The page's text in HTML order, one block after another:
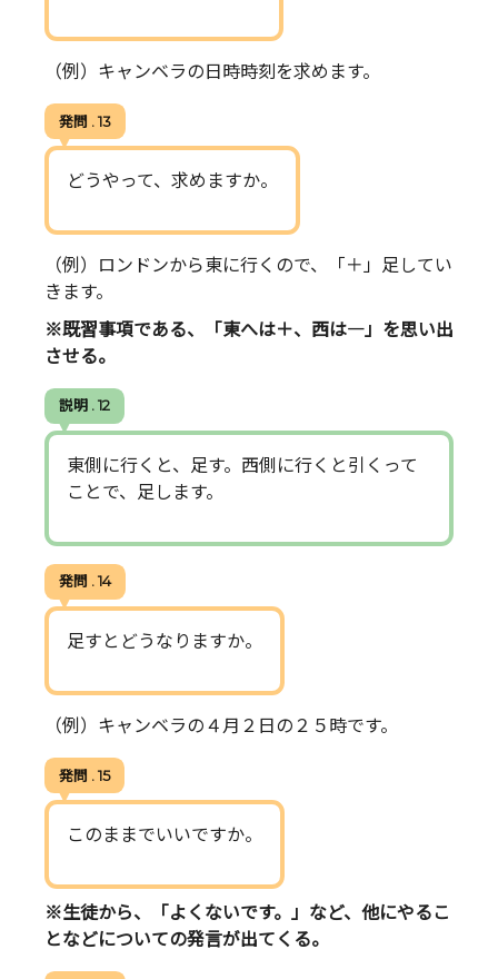
（例）キャンベラの日時時刻を求めます。
発問 . 13
どうやって、求めますか。
（例）ロンドンから東に行くので、「＋」足してい
きます。
※既習事項である、「東へは＋、西は―」を思い出
させる。
説明 . 12
東側に行くと、足す。西側に行くと引くって
ことで、足します。
発問 . 14
足すとどうなりますか。
（例）キャンベラの４月２日の２５時です。
発問 . 15
このままでいいですか。
※生徒から、「よくないです。」など、他にやるこ
となどについての発言が出てくる。